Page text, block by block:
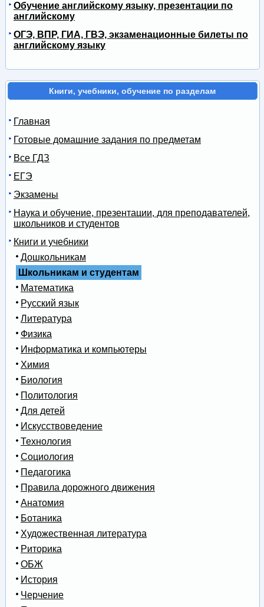
Обучение английскому языку, презентации по
английскому
ОГЭ, ВПР, ГИА, ГВЭ, экзаменационные билеты по
английскому языку
Книги, учебники, обучение по разделам
Главная
Готовые домашние задания по предметам
Все ГДЗ
ЕГЭ
Экзамены
Наука и обучение, презентации, для преподавателей,
школьников и студентов
Книги и учебники
Дошкольникам
Школьникам и студентам
Математика
Русский язык
Литература
Физика
Информатика и компьютеры
Химия
Биология
Политология
Для детей
Искусствоведение
Технология
Социология
Педагогика
Правила дорожного движения
Анатомия
Ботаника
Художественная литература
Риторика
ОБЖ
История
Черчение